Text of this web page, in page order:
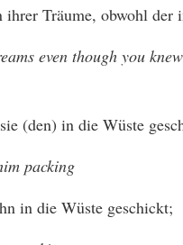
Träume, obwohl der
even though you
(den) in die Wüste
packing
in die Wüste geschickt;